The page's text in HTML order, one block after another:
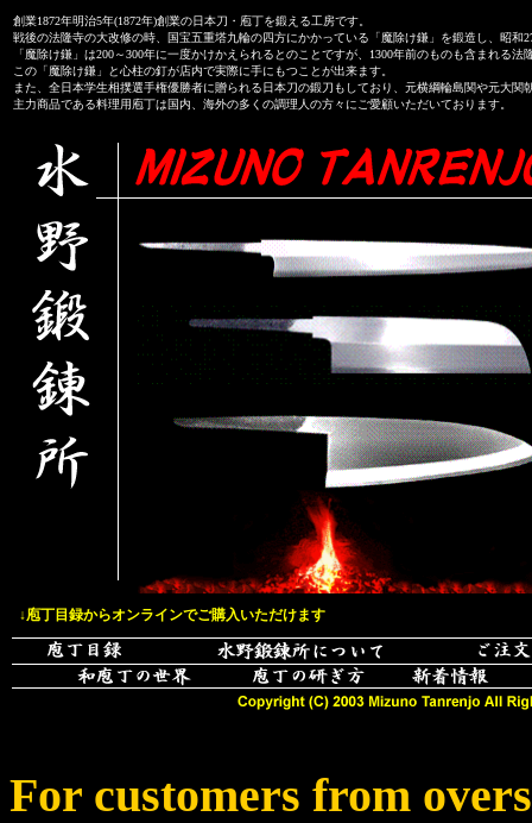
創業1872年明治5年(1872年)創業の日本刀・庖丁を鍛える工房です。
戦後の法隆寺の大改修の時、国宝五重塔九輪の四方にかかっている「魔除け鎌」を鍛造し、昭和
「魔除け鎌」は200～300年に一度かけかえられるとのことですが、1300年前のものも含まれる
この「魔除け鎌」と心柱の釘が店内で実際に手にもつことが出来ます。
また、全日本学生相撲選手権優勝者に贈られる日本刀の鍛刀もしており、元横綱輪島関や元大関
主力商品である料理用庖丁は国内、海外の多くの調理人の方々にご愛顧いただいております。
↓庖丁目録からオンラインでご購入いただけます
For customers from